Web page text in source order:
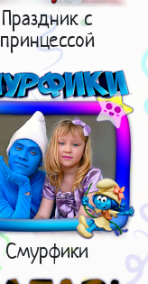
Праздник с
принцессой
Смурфики